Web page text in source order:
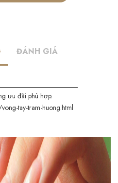
ĐÁNH GIÁ
ưu đãi phù hợp.
tay-tram-huong.html